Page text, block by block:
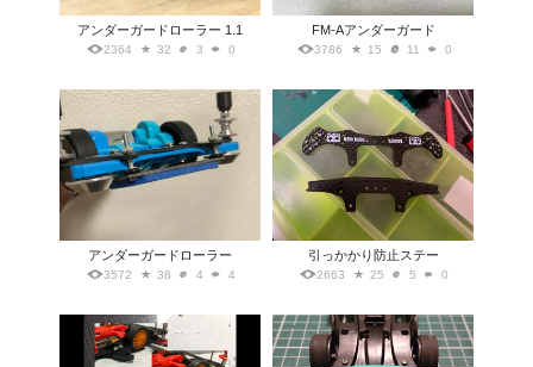
アンダーガードローラー 1.1
2364 32 3 0
FM-Aアンダーガード
3786 15 11 0
アンダーガードローラー
3572 38 4 4
引っかかり防止ステー
2663 25 5 0